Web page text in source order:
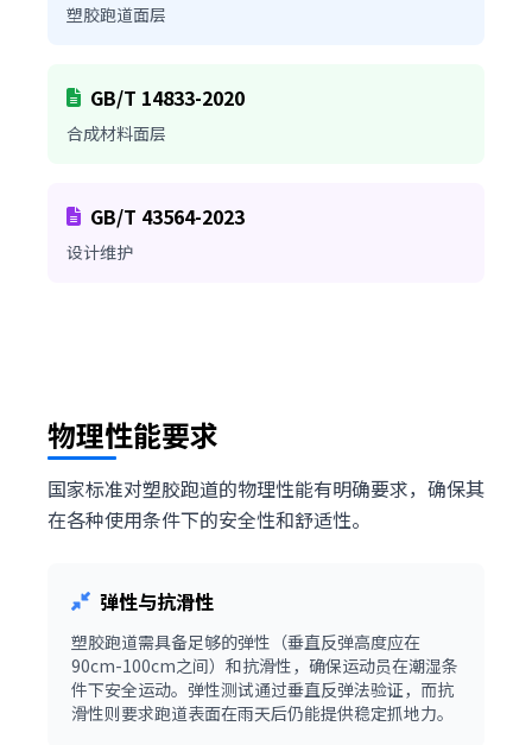
塑胶跑道面层
GB/T 14833-2020
合成材料面层
GB/T 43564-2023
设计维护
物理性能要求
国家标准对塑胶跑道的物理性能有明确要求，确保其
在各种使用条件下的安全性和舒适性。
弹性与抗滑性
塑胶跑道需具备足够的弹性（垂直反弹高度应在
90cm-100cm之间）和抗滑性，确保运动员在潮湿条
件下安全运动。弹性测试通过垂直反弹法验证，而抗
滑性则要求跑道表面在雨天后仍能提供稳定抓地力。